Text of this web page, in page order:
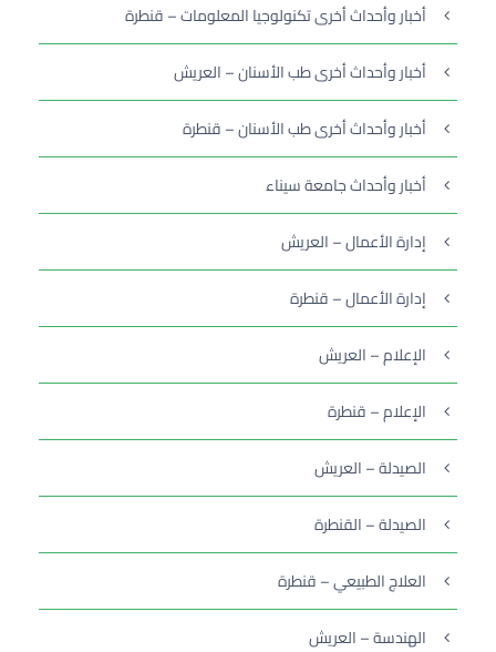
أخبار وأحداث أخرى تكنولوجيا المعلومات – قنطرة
أخبار وأحداث أخرى طب الأسنان – العريش
أخبار وأحداث أخرى طب الأسنان – قنطرة
أخبار وأحداث جامعة سيناء
إدارة الأعمال – العريش
إدارة الأعمال – قنطرة
الإعلام – العريش
الإعلام – قنطرة
الصيدلة – العريش
الصيدلة – القنطرة
العلاج الطبيعي – قنطرة
الهندسة – العريش